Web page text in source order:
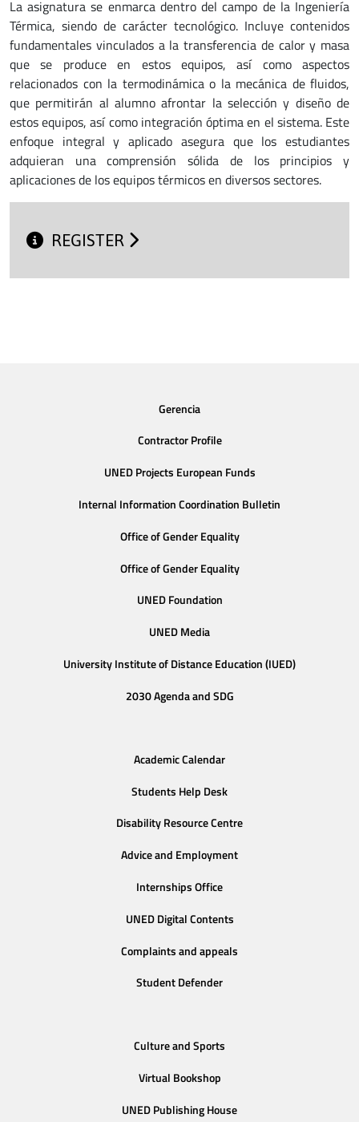
La asignatura se enmarca dentro del campo de la Ingeniería
Térmica, siendo de carácter tecnológico. Incluye contenidos
fundamentales vinculados a la transferencia de calor y masa
que se produce en estos equipos, así como aspectos
relacionados con la termodinámica o la mecánica de fluidos,
que permitirán al alumno afrontar la selección y diseño de
estos equipos, así como integración óptima en el sistema. Este
enfoque integral y aplicado asegura que los estudiantes
adquieran una comprensión sólida de los principios y
aplicaciones de los equipos térmicos en diversos sectores.
REGISTER
Gerencia
Contractor Profile
UNED Projects European Funds
Internal Information Coordination Bulletin
Office of Gender Equality
Office of Gender Equality
UNED Foundation
UNED Media
University Institute of Distance Education (IUED)
2030 Agenda and SDG
Academic Calendar
Students Help Desk
Disability Resource Centre
Advice and Employment
Internships Office
UNED Digital Contents
Complaints and appeals
Student Defender
Culture and Sports
Virtual Bookshop
UNED Publishing House